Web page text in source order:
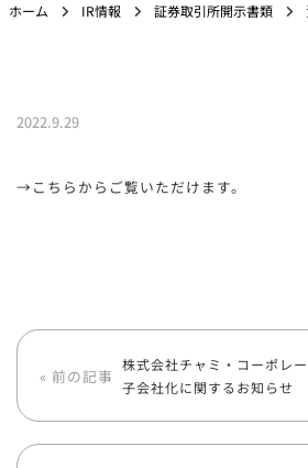
ホーム IR情報 証券取引所開示書類
2022.9.29
→こちらからご覧いただけます。
« 前の記事
株式会社チャミ・コーポレ
子会社化に関するお知らせ